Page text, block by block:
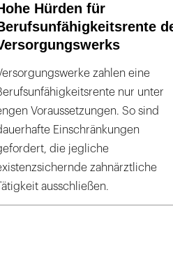
Hürden für
zahlen eine
nur unter
Voraussetzungen. So sind
Einschränkungen
die jegliche
zahnärztliche
Tätigkeit ausschließen.